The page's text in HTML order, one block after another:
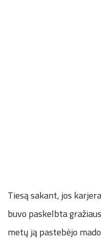
Tiesą sakant, jos
buvo paskelbta
metų ją pastebėjo